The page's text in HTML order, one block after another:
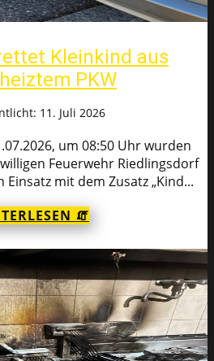
Kleinkind aus
PKW
11. Juli 2026
um 08:50 Uhr wurden
Feuerwehr Riedlingsdorf
mit dem Zusatz „Kind...
🧯